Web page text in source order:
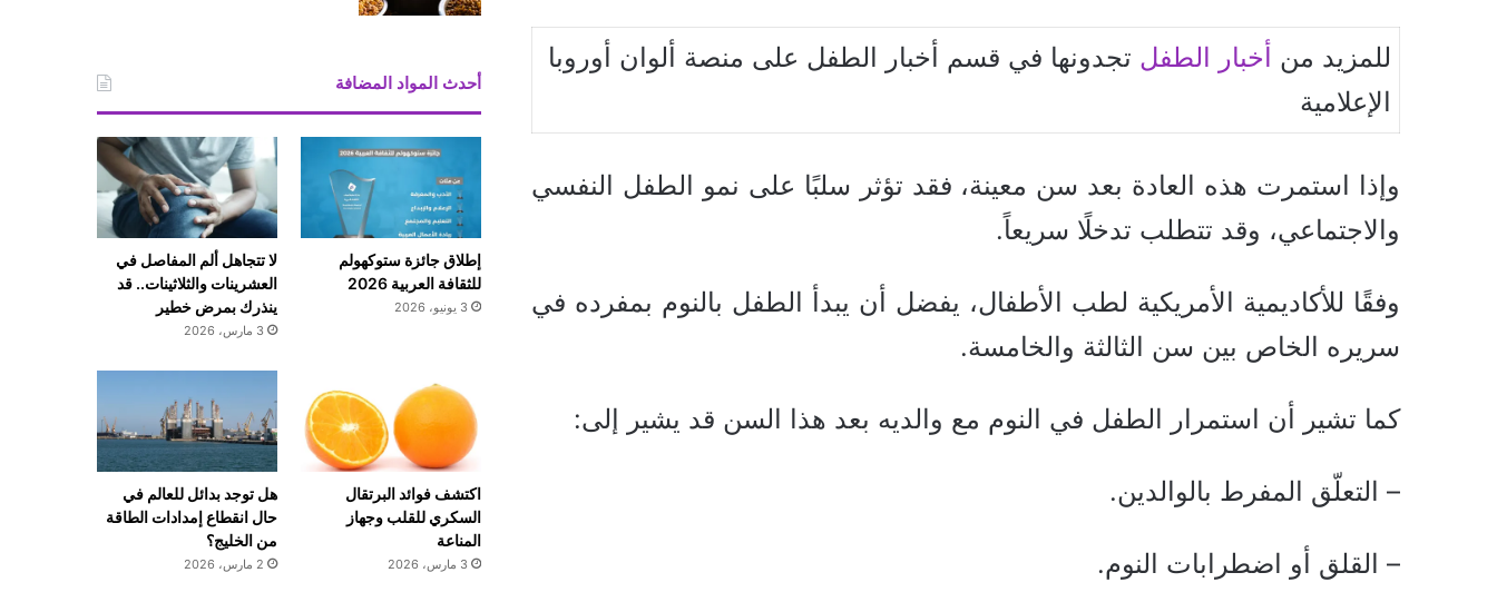
للمزيد من أخبار الطفل تجدونها في قسم أخبار الطفل على منصة ألوان أوروبا
الإعلامية
وإذا استمرت هذه العادة بعد سن معينة، فقد تؤثر سلبًا على نمو الطفل النفسي
والاجتماعي، وقد تتطلب تدخلًا سريعاً.
وفقًا للأكاديمية الأمريكية لطب الأطفال، يفضل أن يبدأ الطفل بالنوم بمفرده في
سريره الخاص بين سن الثالثة والخامسة.
كما تشير أن استمرار الطفل في النوم مع والديه بعد هذا السن قد يشير إلى:
– التعلّق المفرط بالوالدين.
– القلق أو اضطرابات النوم.
أحدث المواد المضافة
إطلاق جائزة ستوكهولم
للثقافة العربية 2026
3 يونيو، 2026
لا تتجاهل ألم المفاصل في
العشرينات والثلاثينات.. قد
ينذرك بمرض خطير
3 مارس، 2026
اكتشف فوائد البرتقال
السكري للقلب وجهاز
المناعة
3 مارس، 2026
هل توجد بدائل للعالم في
حال انقطاع إمدادات الطاقة
من الخليج؟
2 مارس، 2026